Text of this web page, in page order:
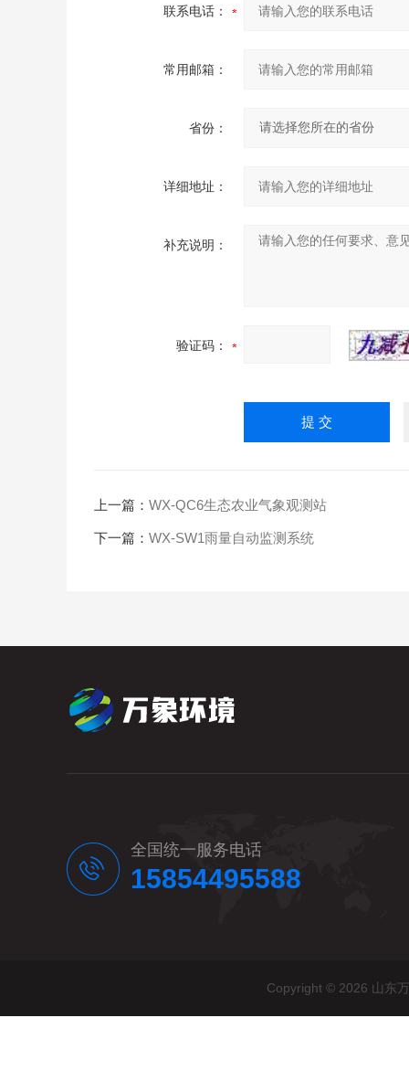
联系电话：
常用邮箱：
省份：
详细地址：
补充说明：
验证码：
上一篇： WX-QC6生态农业气象观测站
下一篇： WX-SW1雨量自动监测系统
全国统一服务电话
15854495588
Copyright © 2026 山东